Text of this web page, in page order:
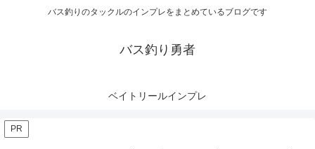
バス釣りのタックルのインプレをまとめているブログです
バス釣り勇者
ベイトリールインプレ
PR